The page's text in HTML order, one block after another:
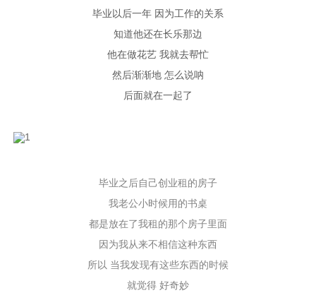
毕业以后一年 因为工作的关系
知道他还在长乐那边
他在做花艺 我就去帮忙
然后渐渐地 怎么说呐
后面就在一起了
毕业之后自己创业租的房子
我老公小时候用的书桌
都是放在了我租的那个房子里面
因为我从来不相信这种东西
所以 当我发现有这些东西的时候
就觉得 好奇妙